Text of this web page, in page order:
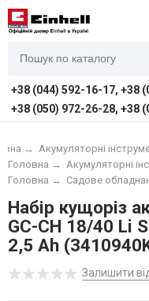
+38 (044) 592-16-17, +38
+38 (050) 972-26-28, +38
→
Акумуляторні
Акумуляторні
Головна →
Садове
Головна →
Набір кущоріз
GC-CH 18/40 Li
2,5 Ah
Залишити